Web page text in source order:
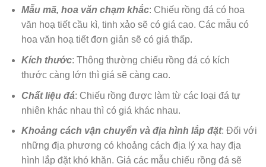
Mẫu mã, hoa văn chạm khắc: Chiếu rồng đá có hoa
văn hoạ tiết cầu kì, tinh xảo sẽ có giá cao. Các mẫu có
hoa văn hoạ tiết đơn giản sẽ có giá thấp.
Kích thước: Thông thường chiếu rồng đá có kích
thước càng lớn thì giá sẽ càng cao.
Chất liệu đá: Chiếu rồng được làm từ các loại đá tự
nhiên khác nhau thì có giá khác nhau.
Khoảng cách vận chuyển và địa hình lắp đặt: Đối với
những địa phương có khoảng cách địa lý xa hay địa
hình lắp đặt khó khăn. Giá các mẫu chiếu rồng đá sẽ